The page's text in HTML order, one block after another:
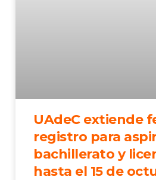
UAdeC extiende
registro para
bachillerato y
hasta el 15 de